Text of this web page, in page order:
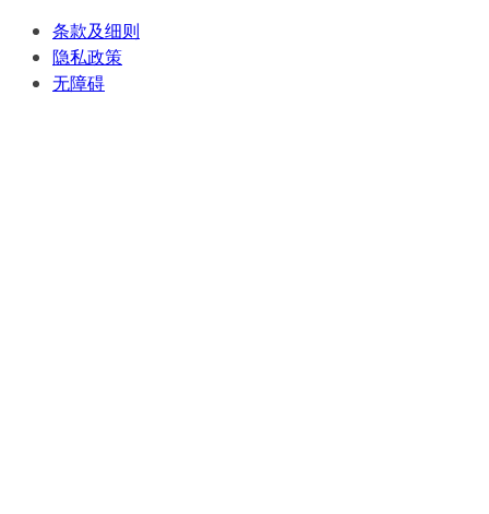
条款及细则
隐私政策
无障碍